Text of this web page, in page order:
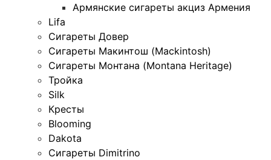
Армянские сигареты акциз Армения
Lifa
Сигареты Довер
Сигареты Макинтош (Mackintosh)
Сигареты Монтана (Montana Heritage)
Тройка
Silk
Кресты
Blooming
Dakota
Сигареты Dimitrino